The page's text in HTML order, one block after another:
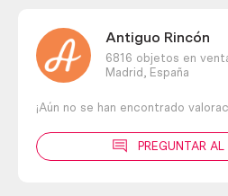
Antiguo Rincón
6816 objetos en
Madrid,
España
¡Aún no se han encontrado
PREGUNTAR